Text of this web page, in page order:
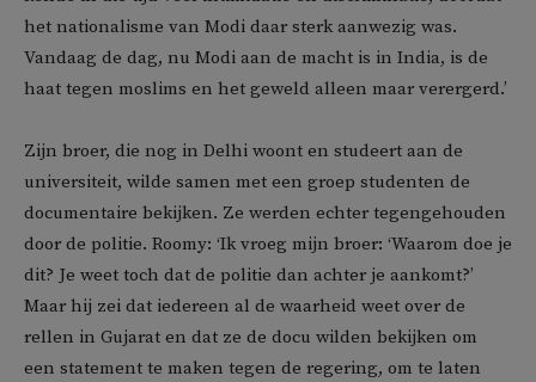
het nationalisme van Modi daar sterk aanwezig was.
Vandaag de dag, nu Modi aan de macht is in India, is de
haat tegen moslims en het geweld alleen maar verergerd.’
Zijn broer, die nog in Delhi woont en studeert aan de
universiteit, wilde samen met een groep studenten de
documentaire bekijken. Ze werden echter tegengehouden
door de politie. Roomy: ‘Ik vroeg mijn broer: ‘Waarom doe je
dit? Je weet toch dat de politie dan achter je aankomt?’
Maar hij zei dat iedereen al de waarheid weet over de
rellen in Gujarat en dat ze de docu wilden bekijken om
een statement te maken tegen de regering, om te laten